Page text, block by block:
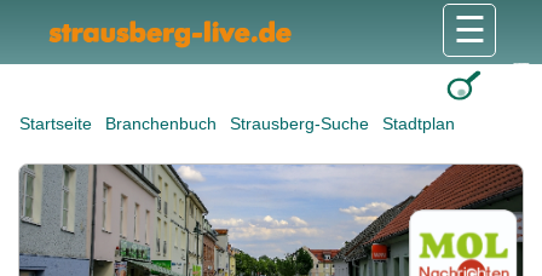
Startseite Branchenbuch Strausberg-Suche Stadtplan
☰